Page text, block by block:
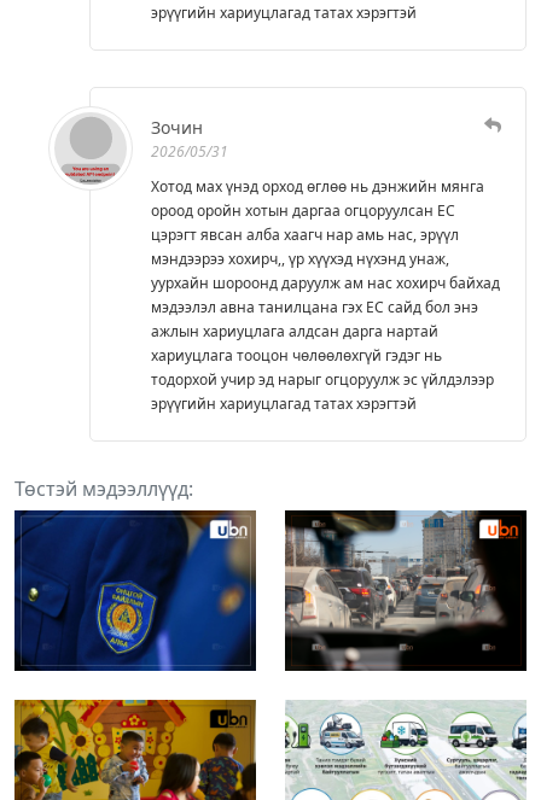
эрүүгийн хариуцлагад татах хэрэгтэй
Зочин
2026/05/31
Хотод мах үнэд орход өглөө нь дэнжийн мянга
ороод оройн хотын даргаа огцоруулсан ЕС
цэрэгт явсан алба хаагч нар амь нас, эрүүл
мэндээрээ хохирч,, үр хүүхэд нүхэнд унаж,
уурхайн шороонд даруулж ам нас хохирч байхад
мэдээлэл авна танилцана гэх ЕС сайд бол энэ
ажлын хариуцлага алдсан дарга нартай
хариуцлага тооцон чөлөөлөхгүй гэдэг нь
тодорхой учир эд нарыг огцоруулж эс үйлдэлээр
эрүүгийн хариуцлагад татах хэрэгтэй
Төстэй мэдээллүүд: